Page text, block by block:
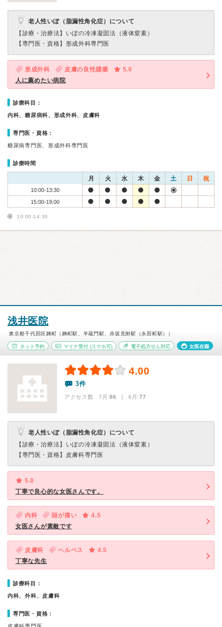
老人性いぼ（脂漏性角化症）について
【診療・治療法】 いぼの冷凍凝固法（液体窒素）
【専門医・資格】 形成外科専門医
形成外科 皮膚の良性腫瘍
5.0
人に薦めたい病院
診療科目：
内科、糖尿病科、形成外科、皮膚科
専門医・資格：
糖尿病専門医、形成外科専門医
診療時間
月 火 水 木 金 土 日 祝
10:00-13:30
15:00-19:00
10:00-14:30
浅井医院
東京都千代田区麹町（麹町駅、半蔵門駅、赤坂見附駅（永田町駅））
ネット予約 マイナ受付(スマホ可) 電子処方せん対応 女医在籍
4.00
3件
アクセス数 7月:86 | 6月:77
老人性いぼ（脂漏性角化症）について
【診療・治療法】 いぼの冷凍凝固法（液体窒素）
【専門医・資格】 皮膚科専門医
5.0
丁寧で良心的な女医さんです。
内科 頭が痛い
4.5
女医さんが素敵です
皮膚科 ヘルペス
4.5
丁寧な先生
診療科目：
内科、外科、皮膚科
専門医・資格：